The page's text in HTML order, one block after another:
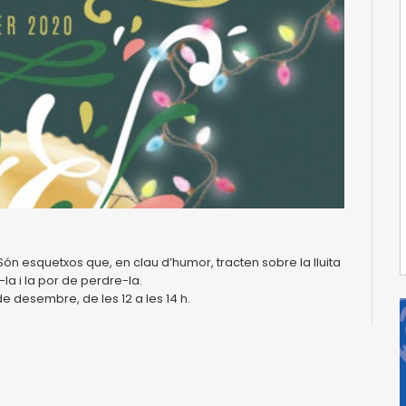
esquetxos que, en clau d’humor, tracten sobre la lluita
la i la por de perdre-la.
desembre, de les 12 a les 14 h.